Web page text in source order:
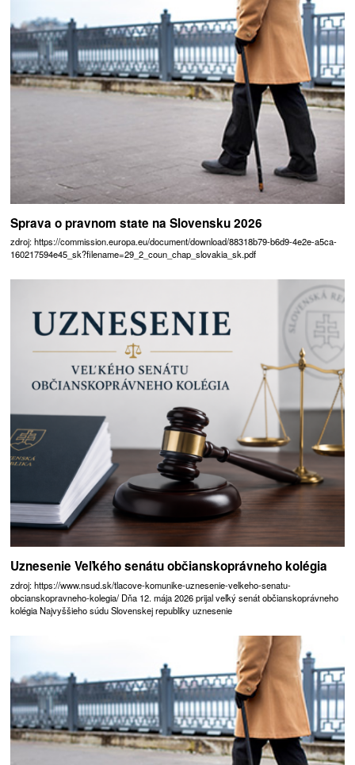
Sprava o pravnom state na Slovensku 2026
zdroj: https://commission.europa.eu/document/download/88318b79-b6d9-4e2e-a5ca-
160217594e45_sk?filename=29_2_coun_chap_slovakia_sk.pdf
Uznesenie Veľkého senátu občianskoprávneho kolégia
zdroj: https://www.nsud.sk/tlacove-komunike-uznesenie-velkeho-senatu-
obcianskopravneho-kolegia/ Dňa 12. mája 2026 prijal veľký senát občianskoprávneho
kolégia Najvyššieho súdu Slovenskej republiky uznesenie